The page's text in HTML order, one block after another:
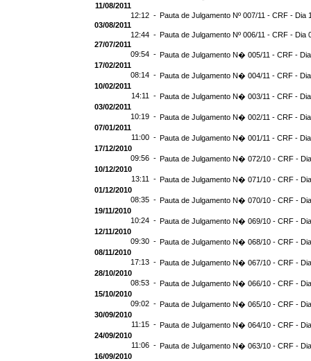
11/08/2011
12:12 - Pauta de Julgamento Nº 007/11 - CRF - Dia
03/08/2011
12:44 - Pauta de Julgamento Nº 006/11 - CRF - Dia
27/07/2011
09:54 - Pauta de Julgamento N� 005/11 - CRF -
17/02/2011
08:14 - Pauta de Julgamento N� 004/11 - CRF -
10/02/2011
14:11 - Pauta de Julgamento N� 003/11 - CRF -
03/02/2011
10:19 - Pauta de Julgamento N� 002/11 - CRF -
07/01/2011
11:00 - Pauta de Julgamento N� 001/11 - CRF -
17/12/2010
09:56 - Pauta de Julgamento N� 072/10 - CRF -
10/12/2010
13:11 - Pauta de Julgamento N� 071/10 - CRF -
01/12/2010
08:35 - Pauta de Julgamento N� 070/10 - CRF -
19/11/2010
10:24 - Pauta de Julgamento N� 069/10 - CRF -
12/11/2010
09:30 - Pauta de Julgamento N� 068/10 - CRF -
08/11/2010
17:13 - Pauta de Julgamento N� 067/10 - CRF -
28/10/2010
08:53 - Pauta de Julgamento N� 066/10 - CRF -
15/10/2010
09:02 - Pauta de Julgamento N� 065/10 - CRF -
30/09/2010
11:15 - Pauta de Julgamento N� 064/10 - CRF -
24/09/2010
11:06 - Pauta de Julgamento N� 063/10 - CRF -
16/09/2010